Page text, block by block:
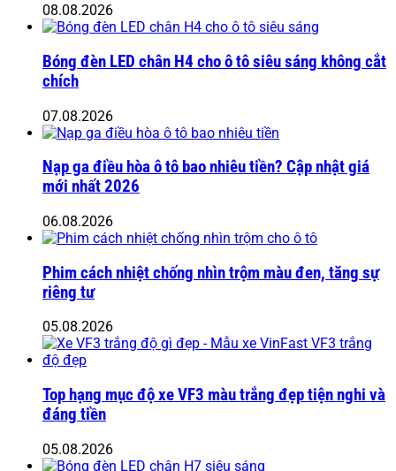
08.08.2026
Bóng đèn LED chân H4 cho ô tô siêu sáng không cắt
chích
07.08.2026
Nạp ga điều hòa ô tô bao nhiêu tiền? Cập nhật giá
mới nhất 2026
06.08.2026
Phim cách nhiệt chống nhìn trộm màu đen, tăng sự
riêng tư
05.08.2026
Top hạng mục độ xe VF3 màu trắng đẹp tiện nghi và
đáng tiền
05.08.2026